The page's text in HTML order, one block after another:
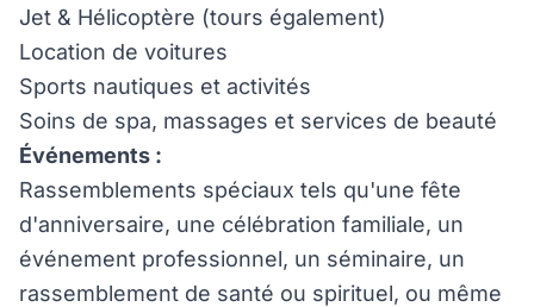
Jet & Hélicoptère (tours également)
Location de voitures
Sports nautiques et activités
Soins de spa, massages et services de beauté
Événements :
Rassemblements spéciaux tels qu'une fête
d'anniversaire, une célébration familiale, un
événement professionnel, un séminaire, un
rassemblement de santé ou spirituel, ou même